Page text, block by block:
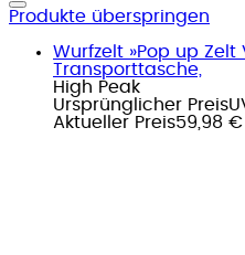
Produkte überspringen
Wurfzelt »Pop up Zelt
Transporttasche,
High Peak
Ursprünglicher Preis
Aktueller Preis59,98 €